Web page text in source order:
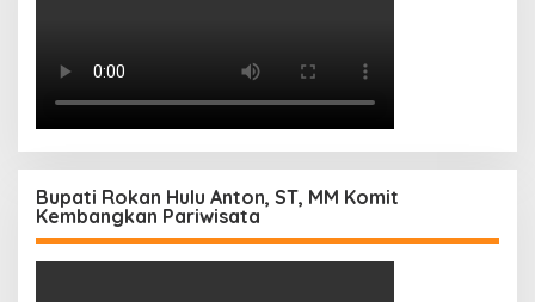
Bupati Rokan Hulu Anton, ST, MM Komit
Kembangkan Pariwisata